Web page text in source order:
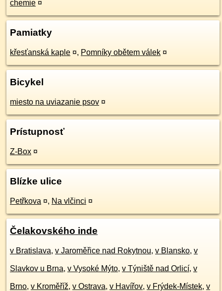
chemie ¤
Pamiatky
křesťanská kaple ¤, Pomníky obětem válek ¤
Bicykel
miesto na uviazanie psov ¤
Prístupnosť
Z-Box ¤
Blízke ulice
Petřkova ¤, Na vlčinci ¤
Čelakovského inde
v Bratislava, v Jaroměřice nad Rokytnou, v Blansko, v
Slavkov u Brna, v Vysoké Mýto, v Týniště nad Orlicí, v
Brno, v Kroměříž, v Ostrava, v Havířov, v Frýdek-Místek, v